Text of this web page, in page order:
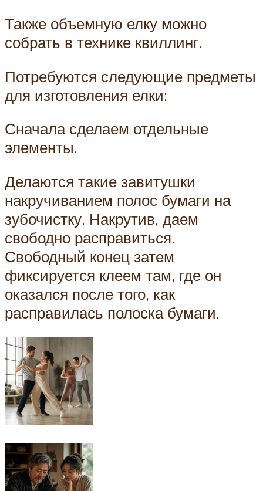
Также объемную елку можно
собрать в технике квиллинг.
Потребуются следующие предметы
для изготовления елки:
Сначала сделаем отдельные
элементы.
Делаются такие завитушки
накручиванием полос бумаги на
зубочистку. Накрутив, даем
свободно расправиться.
Свободный конец затем
фиксируется клеем там, где он
оказался после того, как
расправилась полоска бумаги.